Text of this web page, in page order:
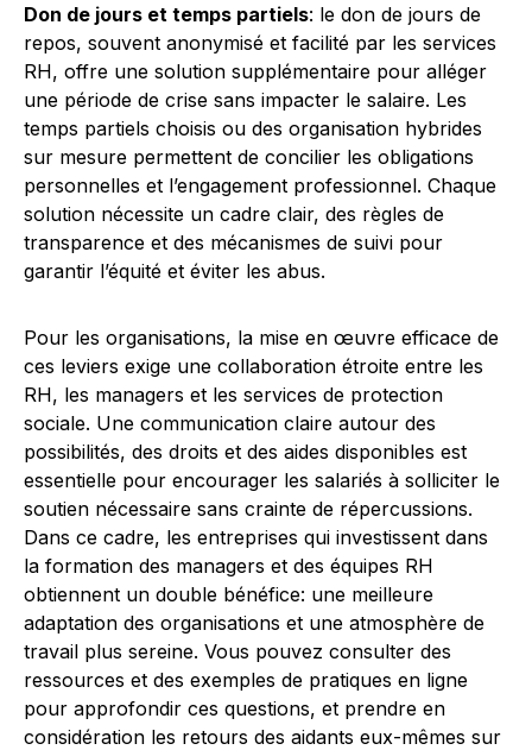
Don de jours et temps partiels: le don de jours de
repos, souvent anonymisé et facilité par les services
RH, offre une solution supplémentaire pour alléger
une période de crise sans impacter le salaire. Les
temps partiels choisis ou des organisation hybrides
sur mesure permettent de concilier les obligations
personnelles et l’engagement professionnel. Chaque
solution nécessite un cadre clair, des règles de
transparence et des mécanismes de suivi pour
garantir l’équité et éviter les abus.
Pour les organisations, la mise en œuvre efficace de
ces leviers exige une collaboration étroite entre les
RH, les managers et les services de protection
sociale. Une communication claire autour des
possibilités, des droits et des aides disponibles est
essentielle pour encourager les salariés à solliciter le
soutien nécessaire sans crainte de répercussions.
Dans ce cadre, les entreprises qui investissent dans
la formation des managers et des équipes RH
obtiennent un double bénéfice: une meilleure
adaptation des organisations et une atmosphère de
travail plus sereine. Vous pouvez consulter des
ressources et des exemples de pratiques en ligne
pour approfondir ces questions, et prendre en
considération les retours des aidants eux-mêmes sur